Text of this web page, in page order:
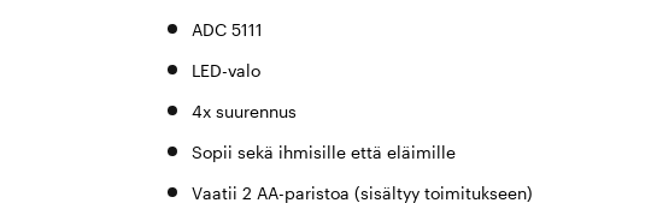
ADC 5111
LED-valo
4x suurennus
Sopii sekä ihmisille että eläimille
Vaatii 2 AA-paristoa (sisältyy toimitukseen)